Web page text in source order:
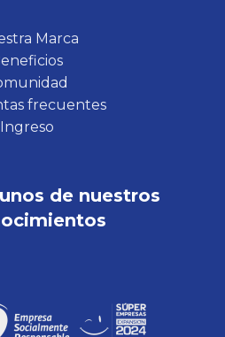
Marca
frecuentes
Ingreso
de nuestros